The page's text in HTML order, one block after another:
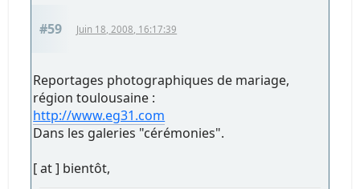
#59 Juin 18, 2008, 16:17:39
Reportages photographiques de mariage,
région toulousaine :
http://www.eg31.com
Dans les galeries "cérémonies".
[ at ] bientôt,